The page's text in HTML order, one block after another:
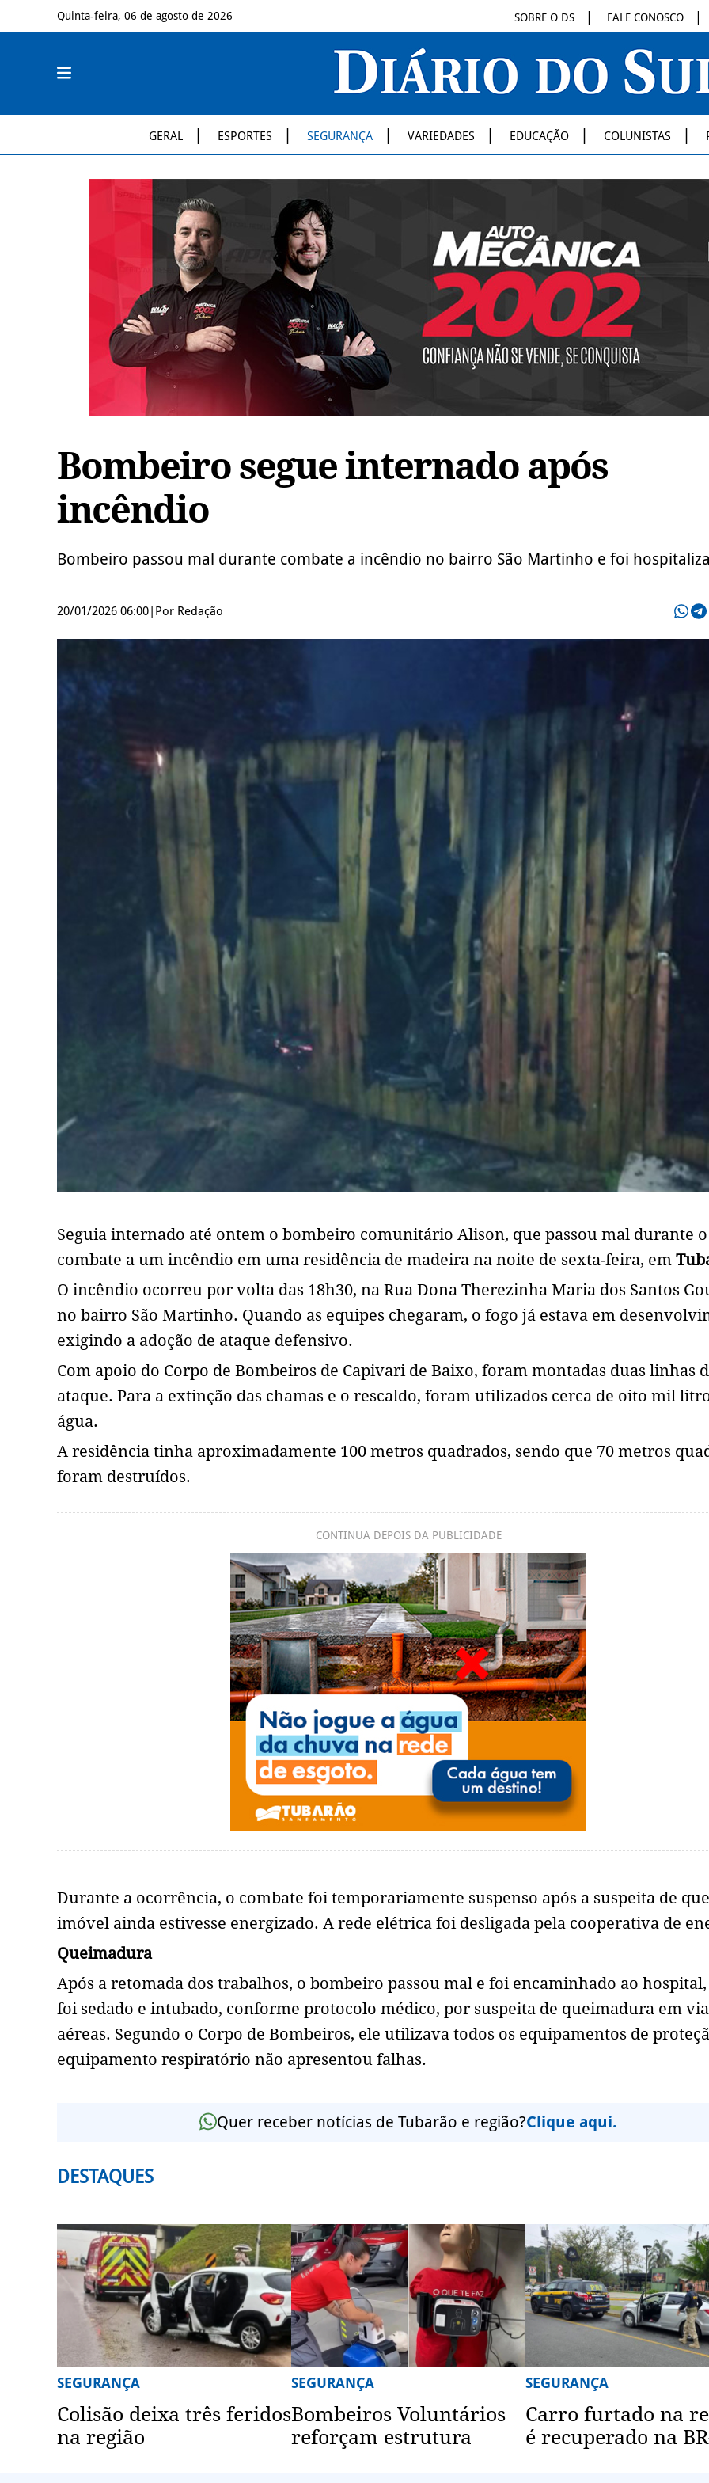
Quinta-feira, 06 de agosto de 2026 SOBRE O DS FALE CONOSCO
GERAL ESPORTES SEGURANÇA VARIEDADES EDUCAÇÃO COLUNISTAS
Bombeiro segue internado após
incêndio
Bombeiro passou mal durante combate a incêndio no bairro São Martinho e foi
20/01/2026 06:00 Por Redação
Seguia internado até ontem o bombeiro comunitário Alison, que passou mal durante o
combate a um incêndio em uma residência de madeira na noite de sexta-feira, em
O incêndio ocorreu por volta das 18h30, na Rua Dona Therezinha Maria dos Santos
no bairro São Martinho. Quando as equipes chegaram, o fogo já estava em
exigindo a adoção de ataque defensivo.
Com apoio do Corpo de Bombeiros de Capivari de Baixo, foram montadas duas linhas
ataque. Para a extinção das chamas e o rescaldo, foram utilizados cerca de oito mil
água.
A residência tinha aproximadamente 100 metros quadrados, sendo que 70 metros
foram destruídos.
CONTINUA DEPOIS DA PUBLICIDADE
Durante a ocorrência, o combate foi temporariamente suspenso após a suspeita de
imóvel ainda estivesse energizado. A rede elétrica foi desligada pela cooperativa de
Queimadura
Após a retomada dos trabalhos, o bombeiro passou mal e foi encaminhado ao
foi sedado e intubado, conforme protocolo médico, por suspeita de queimadura em
aéreas. Segundo o Corpo de Bombeiros, ele utilizava todos os equipamentos de
equipamento respiratório não apresentou falhas.
Quer receber notícias de Tubarão e região?Clique aqui.
DESTAQUES
SEGURANÇA
Colisão deixa três feridos
na região
SEGURANÇA
Bombeiros Voluntários
reforçam estrutura
SEGURANÇA
Carro furtado na
é recuperado na